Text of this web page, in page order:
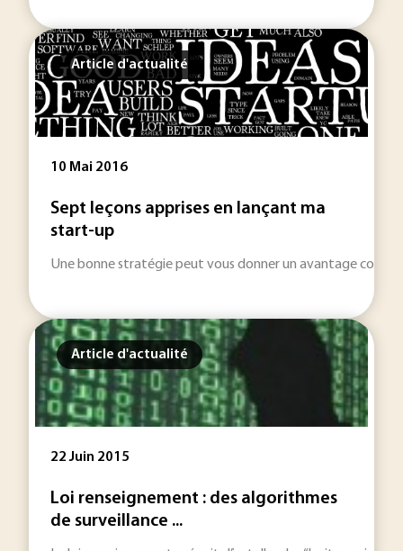
Article d'actualité
10 Mai 2016
Sept leçons apprises en lançant ma
start-up
Une bonne stratégie peut vous donner un avantage
Article d'actualité
22 Juin 2015
Loi renseignement : des algorithmes
de surveillance ...